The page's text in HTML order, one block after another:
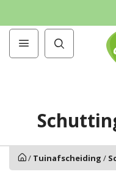
/ Tuinafscheiding /